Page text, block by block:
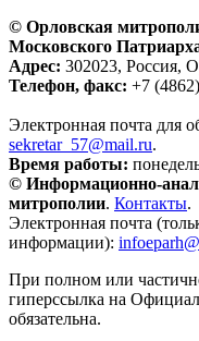
© Орловская
Московского
Адрес: 302023, Россия,
Телефон, факс: +7
Электронная почта для
sekretar_57@mail.ru.
Время работы:
© Информационно-
митрополии. Контакты.
Электронная почта
информации):
При полном или
гиперссылка на
обязательна.